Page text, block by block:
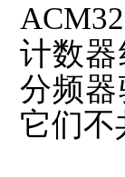
计数
分频
它们不